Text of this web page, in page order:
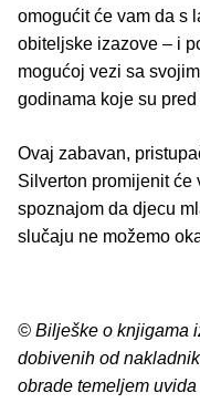
omogućit će vam da s
obiteljske izazove – i
mogućoj vezi sa
godinama koje su pred
Ovaj zabavan,
Silverton promijenit će
spoznajom da djecu
slučaju ne možemo
© Bilješke o knjigama
dobivenih od
obrade temeljem